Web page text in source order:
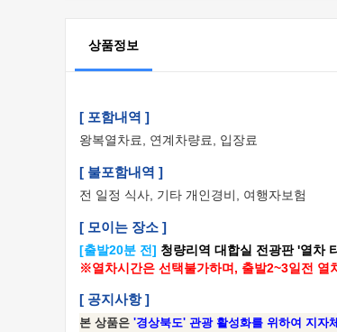
상품정보
[ 포함내역 ]
왕복열차료, 연계차량료, 입장료
[ 불포함내역 ]
전 일정 식사, 기타 개인경비, 여행자보험
[ 모이는 장소 ]
[출발20분 전] 청량리역 대합실 전광판 '열차
※열차시간은 선택불가하며, 출발2~3일전 열
[ 공지사항 ]
본 상품은 '경상북도' 관광 활성화를 위하여 지자